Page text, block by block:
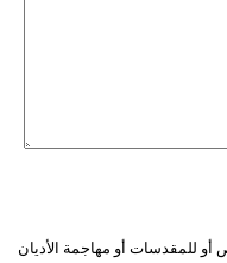
أو للمقدسات أو مهاجمة الأديان